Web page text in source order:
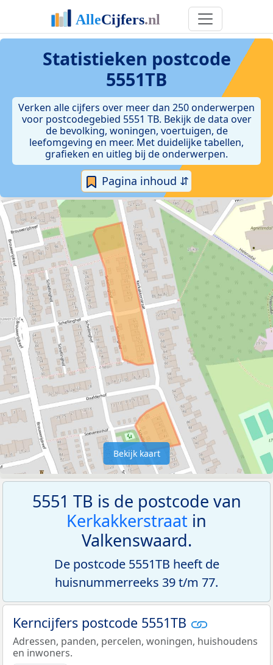
Statistieken postcode
5551TB
Verken alle cijfers over meer dan 250 onderwerpen
voor postcodegebied 5551 TB. Bekijk de data over
de bevolking, woningen, voertuigen, de
leefomgeving en meer. Met duidelijke tabellen,
grafieken en uitleg bij de onderwerpen.
Pagina inhoud ⇵
Bekijk kaart
5551 TB is de postcode van
Kerkakkerstraat in
Valkenswaard.
De postcode 5551TB heeft de
huisnummerreeks 39 t/m 77.
Kerncijfers postcode 5551TB
Adressen, panden, percelen, woningen, huishoudens
en inwoners.